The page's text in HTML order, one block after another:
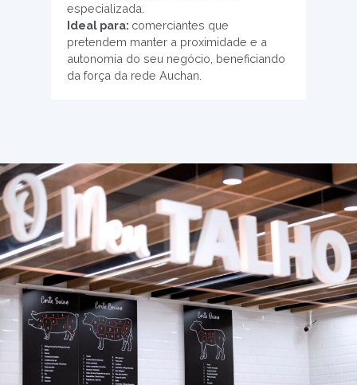
especializada.
Ideal para: comerciantes que
pretendem manter a proximidade e a
autonomia do seu negócio, beneficiando
da força da rede Auchan.